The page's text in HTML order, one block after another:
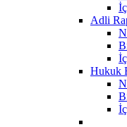
Adli
Hukuk